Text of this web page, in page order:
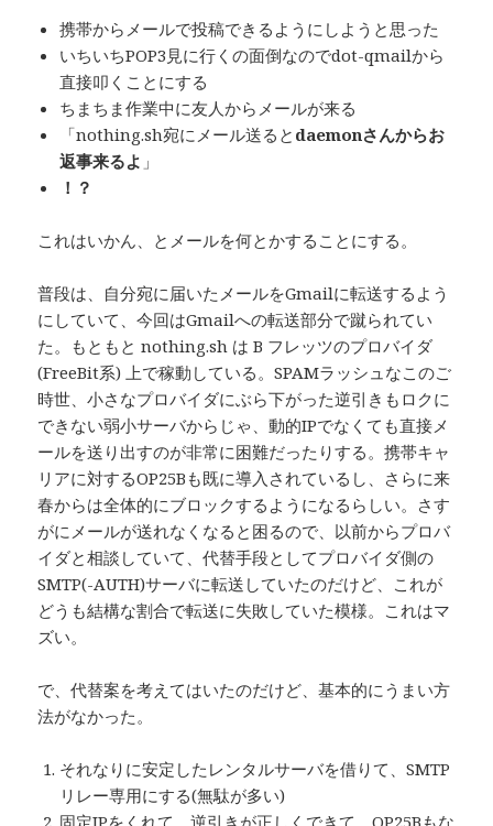
携帯からメールで投稿できるようにしようと思った
いちいちPOP3見に行くの面倒なのでdot-qmailから
直接叩くことにする
ちまちま作業中に友人からメールが来る
「nothing.sh宛にメール送ると daemonさんからお
返事来るよ 」
！？
これはいかん、とメールを何とかすることにする。
普段は、自分宛に届いたメールをGmailに転送するよう
にしていて、今回はGmailへの転送部分で蹴られてい
た。もともと nothing.sh は B フレッツのプロバイダ
(FreeBit系) 上で稼動している。SPAMラッシュなこのご
時世、小さなプロバイダにぶら下がった逆引きもロクに
できない弱小サーバからじゃ、動的IPでなくても直接メ
ールを送り出すのが非常に困難だったりする。携帯キャ
リアに対するOP25Bも既に導入されているし、さらに来
春からは全体的にブロックするようになるらしい。さす
がにメールが送れなくなると困るので、以前からプロバ
イダと相談していて、代替手段としてプロバイダ側の
SMTP(-AUTH)サーバに転送していたのだけど、これが
どうも結構な割合で転送に失敗していた模様。これはマ
ズい。
で、代替案を考えてはいたのだけど、基本的にうまい方
法がなかった。
それなりに安定したレンタルサーバを借りて、SMTP
リレー専用にする(無駄が多い)
固定IPをくれて、逆引きが正しくできて、OP25Bもな